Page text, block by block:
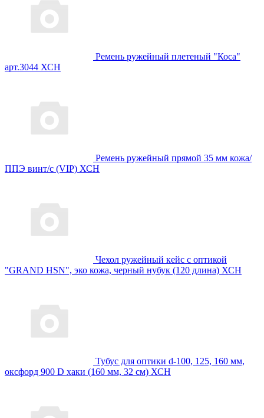
Ремень ружейный плетеный "Коса"
арт.3044 ХСН
Ремень ружейный прямой 35 мм кожа/
ППЭ винт/с (VIP) ХСН
Чехол ружейный кейс с оптикой
"GRAND HSN", эко кожа, черный нубук (120 длина) ХСН
Тубус для оптики d-100, 125, 160 мм,
оксфорд 900 D хаки (160 мм, 32 см) ХСН